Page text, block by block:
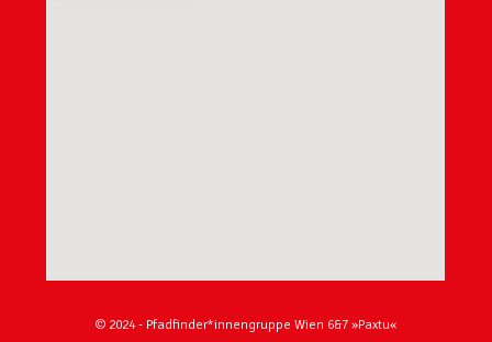
© 2024 - Pfadfinder*innengruppe Wien 6&7 »Paxtu«